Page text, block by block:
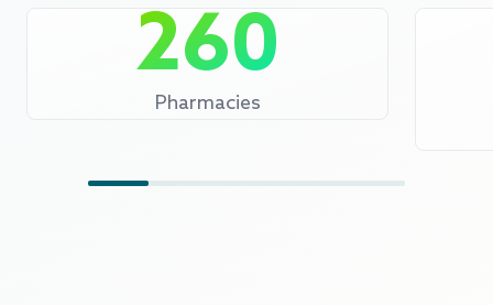
260
Pharmacies